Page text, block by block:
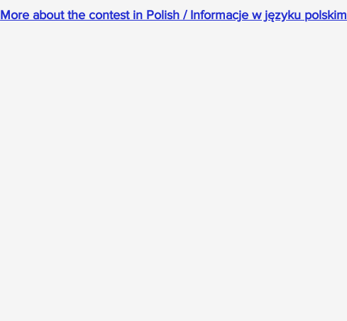
More about the contest in Polish / Informacje w języku polskim